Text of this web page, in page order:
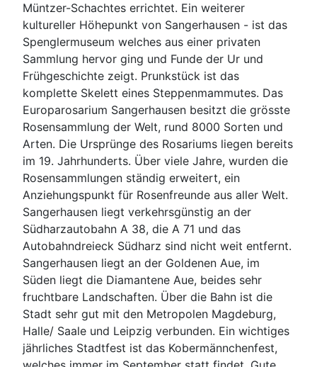
Müntzer-Schachtes errichtet. Ein weiterer
kultureller Höhepunkt von Sangerhausen - ist das
Spenglermuseum welches aus einer privaten
Sammlung hervor ging und Funde der Ur und
Frühgeschichte zeigt. Prunkstück ist das
komplette Skelett eines Steppenmammutes. Das
Europarosarium Sangerhausen besitzt die grösste
Rosensammlung der Welt, rund 8000 Sorten und
Arten. Die Ursprünge des Rosariums liegen bereits
im 19. Jahrhunderts. Über viele Jahre, wurden die
Rosensammlungen ständig erweitert, ein
Anziehungspunkt für Rosenfreunde aus aller Welt.
Sangerhausen liegt verkehrsgünstig an der
Südharzautobahn A 38, die A 71 und das
Autobahndreieck Südharz sind nicht weit entfernt.
Sangerhausen liegt an der Goldenen Aue, im
Süden liegt die Diamantene Aue, beides sehr
fruchtbare Landschaften. Über die Bahn ist die
Stadt sehr gut mit den Metropolen Magdeburg,
Halle/ Saale und Leipzig verbunden. Ein wichtiges
jährliches Stadtfest ist das Kobermännchenfest,